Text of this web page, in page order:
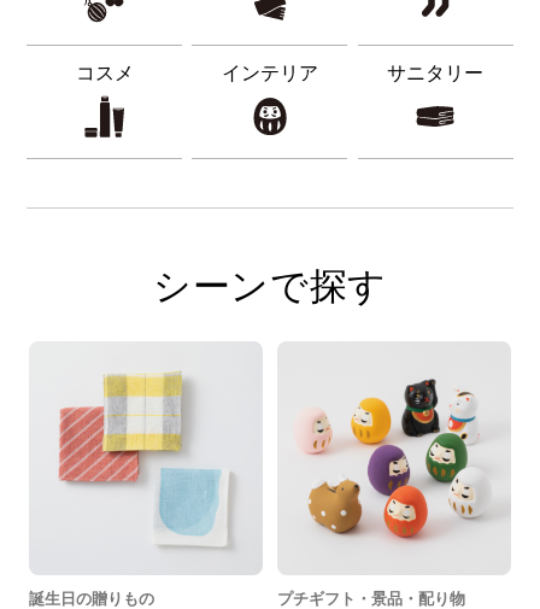
コスメ インテリア サニタリー
シーンで探す
誕生日の贈りもの プチギフト・景品・配り物